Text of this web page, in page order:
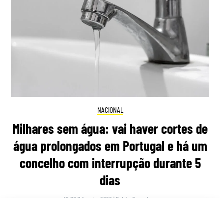
NACIONAL
Milhares sem água: vai haver cortes de
água prolongados em Portugal e há um
concelho com interrupção durante 5
dias